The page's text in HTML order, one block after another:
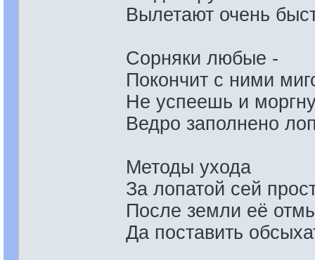
Вылетают очень
Сорняки любые -
Покончит с ними
Не успеешь и
Ведро заполнено
Методы ухода
За лопатой сей
После земли её
Да поставить